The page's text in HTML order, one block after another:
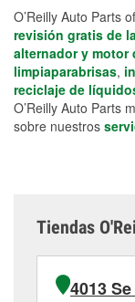
O’Reilly Auto Parts
revisión gratis de
alternador y motor
limpiaparabrisas,
reciclaje de
O’Reilly Auto Parts
sobre nuestros
Tiendas
4013